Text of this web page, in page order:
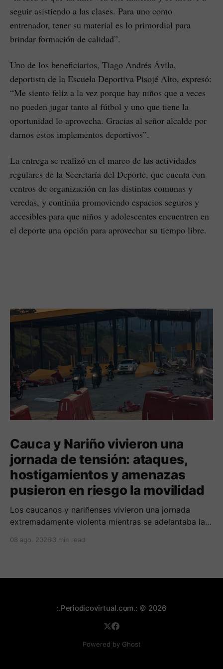
seguir asistiendo a las clases. Para uno como
entrenador, tener su material es lo primordial para
brindar formación de calidad”.
Uno de los beneficiarios, Tiago Andrés Ávila,
deportista de la Escuela Deportiva Pisojé Alto, expresó:
“Me siento feliz a la vez porque hay niños que a veces
no pueden jugar tanto al fútbol y uno que tiene la
oportunidad lo aprovecha. Gracias al señor alcalde por
darnos estos implementos deportivos”.
La entrega se realizó en el marco de las actividades
regulares de la Secretaría del Deporte, que cuenta con
centros de organización en las distintas comunas y
veredas, y continúa promoviendo espacios seguros y
accesibles para que niños y adolescentes encuentren en
el deporte una opción para aprovechar su tiempo libre.
Cauca y Nariño vivieron una
jornada de tensión: ataques,
hostigamientos y amenazas
pusieron en riesgo la movilidad
Los caucanos y nariñenses vivieron una jornada
extremadamente violenta mientras se adelantaba la
presidente de Colombia.
08 ago. 2026 3 min read
:.Periodicovirtual.com.: © 2026
Powered by Ghost